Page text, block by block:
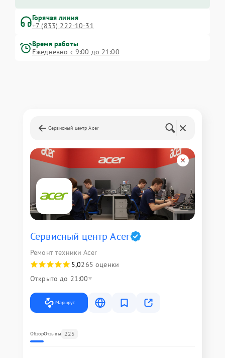
Горячая линия
+7 (833) 222-10-31
Время работы
Ежедневно с 9:00 до 21:00
Сервисный центр Acer
Сервисный центр Acer
Ремонт техники Acer
5,0265 оценки
Открыто до 21:00
Маршрут
ОбзорОтзывы 225